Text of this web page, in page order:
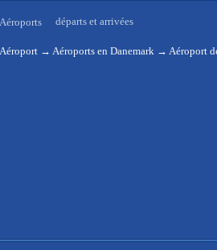
Aéroports départs et arrivées
Aéroport → Aéroports en Danemark → Aéroport